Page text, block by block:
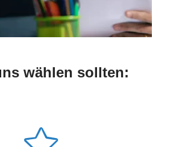
wählen sollten: